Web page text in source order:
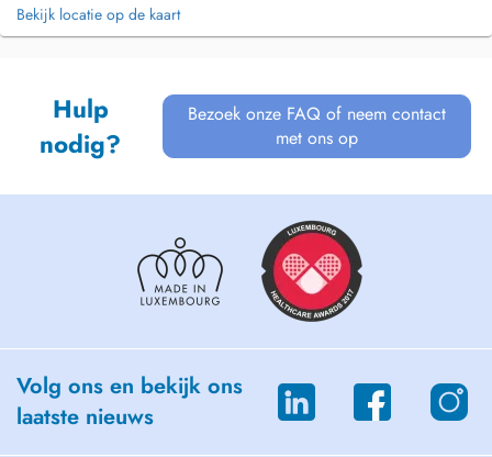
Bekijk locatie op de kaart
Hulp
nodig?
Bezoek onze FAQ of neem contact
met ons op
Volg ons en bekijk ons
laatste nieuws